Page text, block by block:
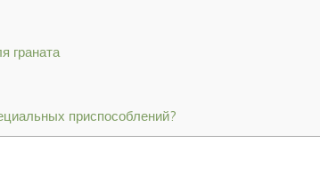
граната
приспособлений?